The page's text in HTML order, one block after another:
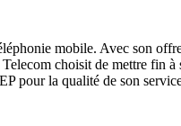
mobile. Avec son
choisit de mettre fin
pour la qualité de son